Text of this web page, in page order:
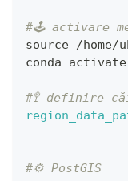
#🕹 activare
source /home/
conda activate
#🚏 definire
#⚙️ PostGIS